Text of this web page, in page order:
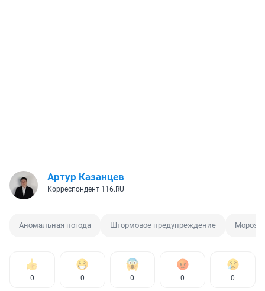
Артур Казанцев
Корреспондент 116.RU
Аномальная погода Штормовое предупреждение Мороз
0 0 0 0 0